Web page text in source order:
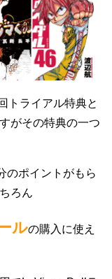
トライアル特典と
がその特典の一つ
のポイントがもら
ろん
ルの購入に使え